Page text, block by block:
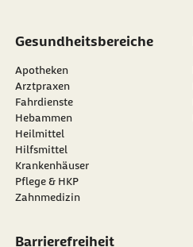
Gesundheitsbereiche
Apotheken
Arztpraxen
Fahrdienste
Hebammen
Heilmittel
Hilfsmittel
Krankenhäuser
Pflege & HKP
Zahnmedizin
Barrierefreiheit